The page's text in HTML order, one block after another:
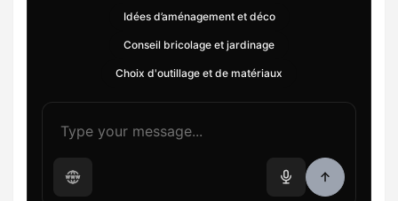
Idées d’aménagement et déco
Conseil bricolage et jardinage
Choix d'outillage et de matériaux